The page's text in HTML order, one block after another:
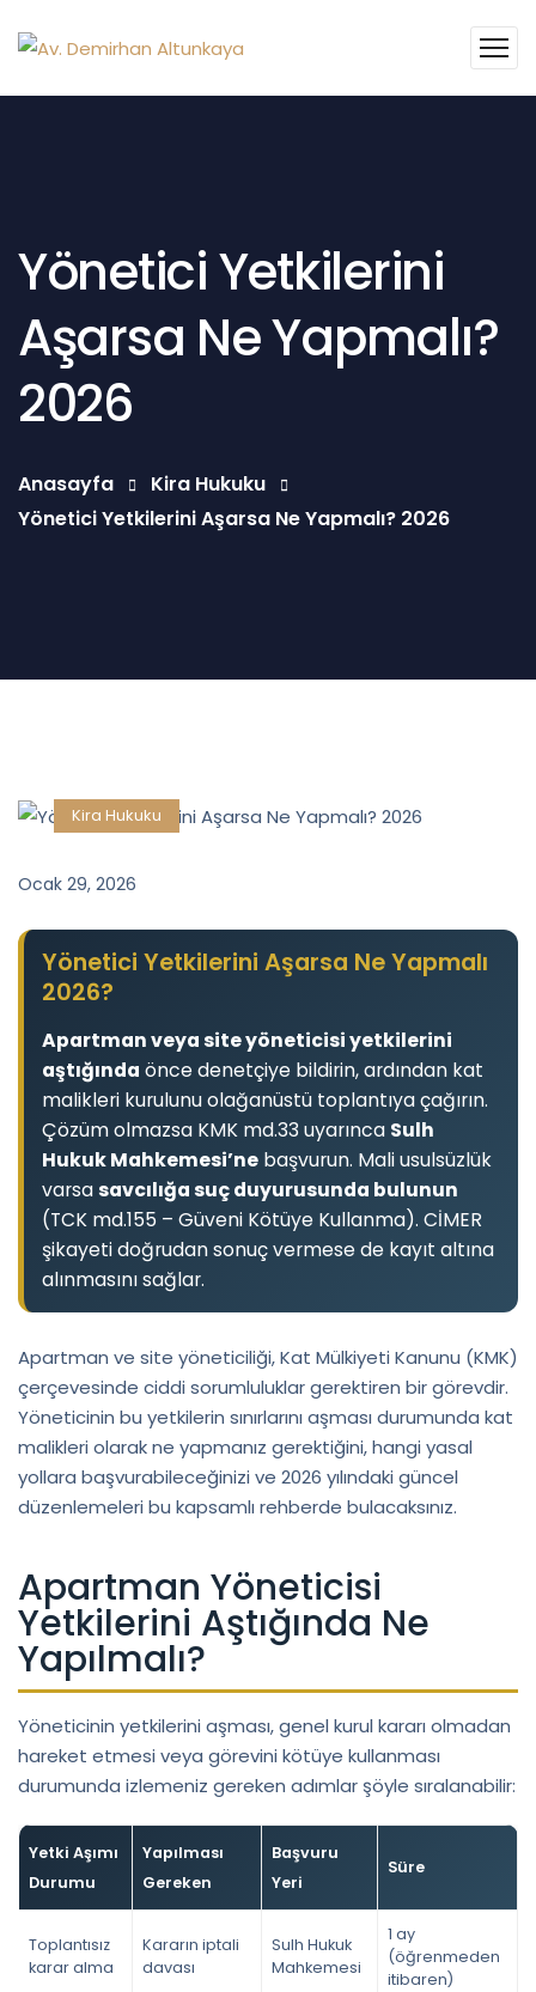
Yönetici Yetkilerini
Aşarsa Ne Yapmalı?
2026
Anasayfa
Kira Hukuku
Yönetici Yetkilerini Aşarsa Ne Yapmalı? 2026
Kira Hukuku
Ocak 29, 2026
Yönetici Yetkilerini Aşarsa Ne Yapmalı
2026?
Apartman veya site yöneticisi yetkilerini
aştığında önce denetçiye bildirin, ardından kat
malikleri kurulunu olağanüstü toplantıya çağırın.
Çözüm olmazsa KMK md.33 uyarınca Sulh
Hukuk Mahkemesi’ne başvurun. Mali usulsüzlük
varsasavcılığa suç duyurusunda bulunun
(TCK md.155 – Güveni Kötüye Kullanma). CİMER
şikayeti doğrudan sonuç vermese de kayıt altına
alınmasını sağlar.
Apartman ve site yöneticiliği, Kat Mülkiyeti Kanunu (KMK)
çerçevesinde ciddi sorumluluklar gerektiren bir görevdir.
Yöneticinin bu yetkilerin sınırlarını aşması durumunda kat
malikleri olarak ne yapmanız gerektiğini, hangi yasal
yollara başvurabileceğinizi ve 2026 yılındaki güncel
düzenlemeleri bu kapsamlı rehberde bulacaksınız.
Apartman Yöneticisi
Yetkilerini Aştığında Ne
Yapılmalı?
Yöneticinin yetkilerini aşması, genel kurul kararı olmadan
hareket etmesi veya görevini kötüye kullanması
durumunda izlemeniz gereken adımlar şöyle sıralanabilir:
Yetki Aşımı
Durumu
Yapılması
Gereken
Başvuru
Yeri
Süre
Toplantısız
karar alma
Kararın iptali
davası
Sulh Hukuk
Mahkemesi
1 ay
(öğrenmeden
itibaren)